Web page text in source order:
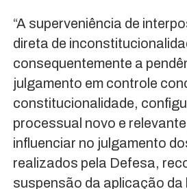
“A superveniência de
direta de
consequentemente a
julgamento em controle
constitucionalidade,
processual novo e
influenciar no julgamento
realizados pela Defesa,
suspensão da aplicação da